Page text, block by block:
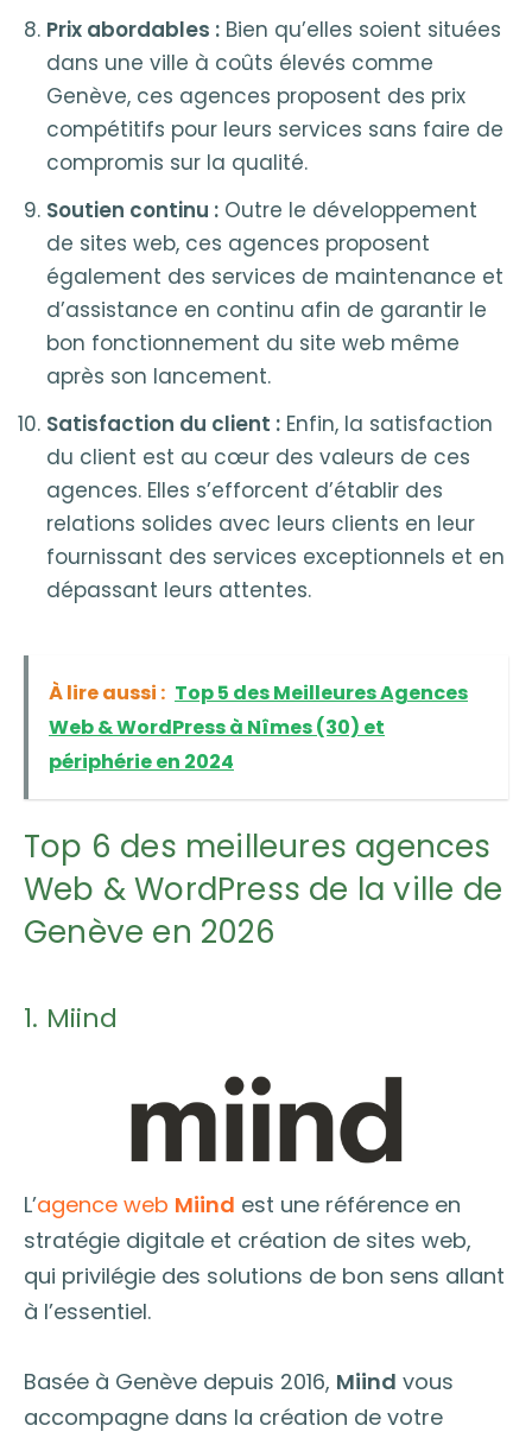
Prix abordables : Bien qu’elles soient situées
dans une ville à coûts élevés comme
Genève, ces agences proposent des prix
compétitifs pour leurs services sans faire de
compromis sur la qualité.
Soutien continu : Outre le développement
de sites web, ces agences proposent
également des services de maintenance et
d’assistance en continu afin de garantir le
bon fonctionnement du site web même
après son lancement.
Satisfaction du client : Enfin, la satisfaction
du client est au cœur des valeurs de ces
agences. Elles s’efforcent d’établir des
relations solides avec leurs clients en leur
fournissant des services exceptionnels et en
dépassant leurs attentes.
À lire aussi : Top 5 des Meilleures Agences
Web & WordPress à Nîmes (30) et
périphérie en 2024
Top 6 des meilleures agences
Web & WordPress de la ville de
Genève en 2026
1. Miind
L’agence web Miind est une référence en
stratégie digitale et création de sites web,
qui privilégie des solutions de bon sens allant
à l’essentiel.
Basée à Genève depuis 2016, Miind vous
accompagne dans la création de votre